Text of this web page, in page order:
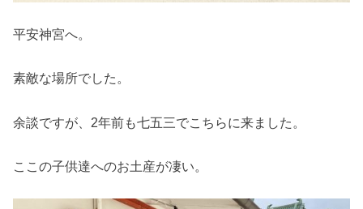
平安神宮へ。
素敵な場所でした。
余談ですが、2年前も七五三でこちらに来ました。
ここの子供達へのお土産が凄い。